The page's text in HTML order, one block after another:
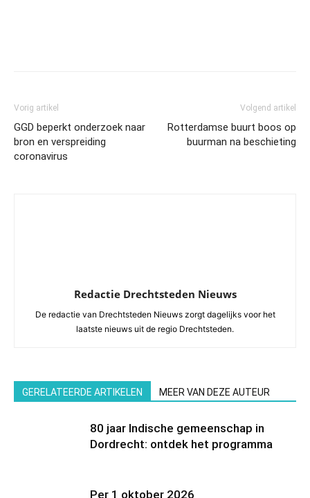
Vorig artikel
GGD beperkt onderzoek naar
bron en verspreiding
coronavirus
Volgend artikel
Rotterdamse buurt boos op
buurman na beschieting
Redactie Drechtsteden Nieuws
De redactie van Drechtsteden Nieuws zorgt dagelijks voor het
laatste nieuws uit de regio Drechtsteden.
GERELATEERDE ARTIKELEN MEER VAN DEZE AUTEUR
80 jaar Indische gemeenschap in
Dordrecht: ontdek het programma
Per 1 oktober 2026